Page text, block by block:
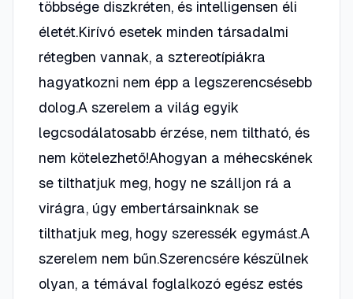
többsége diszkréten, és intelligensen éli
életét.Kirívó esetek minden társadalmi
rétegben vannak, a sztereotípiákra
hagyatkozni nem épp a legszerencsésebb
dolog.A szerelem a világ egyik
legcsodálatosabb érzése, nem tiltható, és
nem kötelezhető!Ahogyan a méhecskének
se tilthatjuk meg, hogy ne szálljon rá a
virágra, úgy embertársainknak se
tilthatjuk meg, hogy szeressék egymást.A
szerelem nem bűn.Szerencsére készülnek
olyan, a témával foglalkozó egész estés